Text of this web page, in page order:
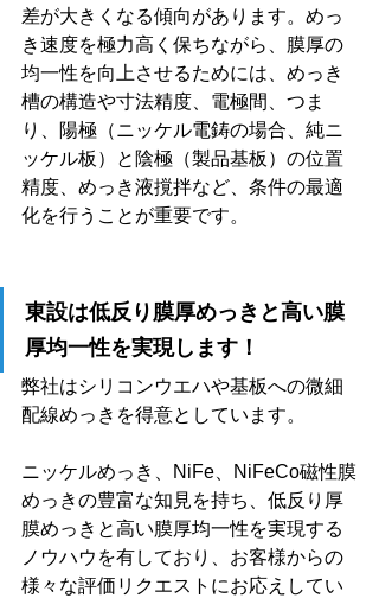
差が大きくなる傾向があります。めっ
き速度を極力高く保ちながら、膜厚の
均一性を向上させるためには、めっき
槽の構造や寸法精度、電極間、つま
り、陽極（ニッケル電鋳の場合、純ニ
ッケル板）と陰極（製品基板）の位置
精度、めっき液撹拌など、条件の最適
化を行うことが重要です。
東設は低反り膜厚めっきと高い膜
厚均一性を実現します！
弊社はシリコンウエハや基板への微細
配線めっきを得意としています。
ニッケルめっき、NiFe、NiFeCo磁性膜
めっきの豊富な知見を持ち、低反り厚
膜めっきと高い膜厚均一性を実現する
ノウハウを有しており、お客様からの
様々な評価リクエストにお応えしてい